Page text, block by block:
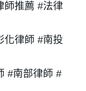
序，
師推薦 #法律
化律師 #南投
#南部律師 #